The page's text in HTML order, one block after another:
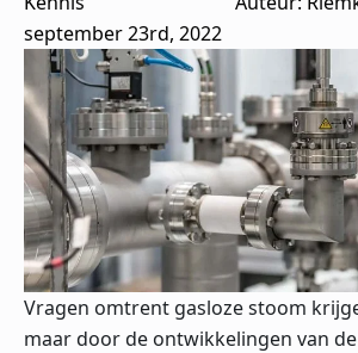
september 23rd, 2022
Vragen omtrent gasloze stoom
maar door de ontwikkelingen van